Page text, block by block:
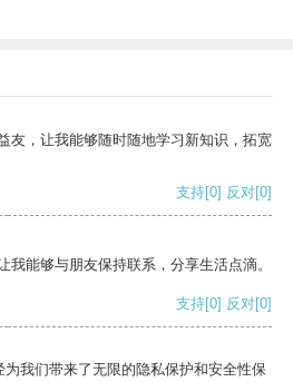
友，让我能够随时随地学习新知识，拓宽
支持[0] 反对[0]
我能够与朋友保持联系，分享生活点滴。
支持[0] 反对[0]
我们带来了无限的隐私保护和安全性保